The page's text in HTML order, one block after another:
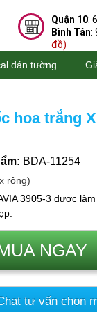
Quận 10:
Bình Tân:
đồ)
dán tường
hoa trắng
BDA-11254
rộng)
3905-3 được
NGAY
tư vấn chọn